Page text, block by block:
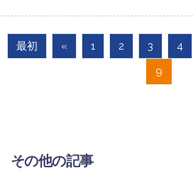
最初 « 1 2 3 4
9
その他の記事